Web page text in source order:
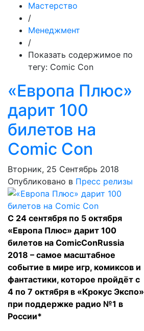
Мастерство
/
Менеджмент
/
Показать содержимое по
тегу: Comic Con
«Европа Плюс»
дарит 100
билетов на
Comic Con
Вторник, 25 Сентябрь 2018
Опубликовано в Пресс релизы
С 24 сентября по 5 октября
«Европа Плюс» дарит 100
билетов на ComicConRussia
2018 – самое масштабное
событие в мире игр, комиксов и
фантастики, которое пройдёт с
4 по 7 октября в «Крокус Экспо»
при поддержке радио №1 в
России*